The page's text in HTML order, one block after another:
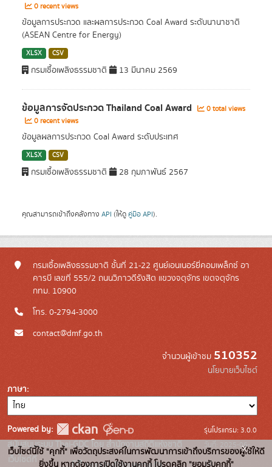
0 recent views
ข้อมูลการประกวด และผลการประกวด Coal Award ระดับนานาชาติ
(ASEAN Centre for Energy)
XLSX CSV
กรมเชื้อเพลิงธรรมชาติ 13 มีนาคม 2569
ข้อมูลการจัดประกวด Thailand Coal Award
0 total views
0 recent views
ข้อมูลผลการประกวด Coal Award ระดับประเทศ
XLSX CSV
กรมเชื้อเพลิงธรรมชาติ 28 กุมภาพันธ์ 2567
คุณสามารถเข้าถึงคลังทาง API (ให้ดู คู่มือ API).
กรมเชื้อเพลิงธรรมชาติ ชั้นที่ 21-22 ศูนย์เอนเนอร์ยี่คอมเพล็กซ์ อา
คารบี เลขที่ 555/2 ถนนวิภาวดีรังสิต แขวงจตุจักร เขตจตุจักร
กทม. 10900
โทร. 0-2794-3000
contact@dmf.go.th
จำนวนผู้เข้าชม 510352
นโยบายเว็บไซต์
ภาษา
Powered by:
สนับสนุนระบบ Thai-GDC โดย สำนักงานสถิติแห่งชาติ
รุ่นโปรแกรม: 3.0.0
วันที่: 2025-06-
10
เว็บไซต์นี้ใช้ "คุกกี้" เพื่อวัตถุประสงค์ในการพัฒนาการเข้าถึงบริการของผู้ใช้ให้ดี
ยิ่งขึ้น หากต้องการเปิดใช้งานคุกกี้ โปรดคลิก "ยอมรับคุกกี้"
x